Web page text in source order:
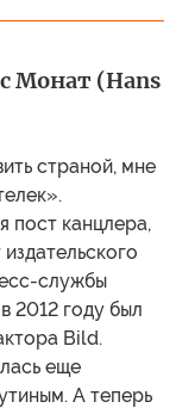
Монат (Hans
страной, мне
пост канцлера,
службы
2012 году был
Bild.
еще
А теперь